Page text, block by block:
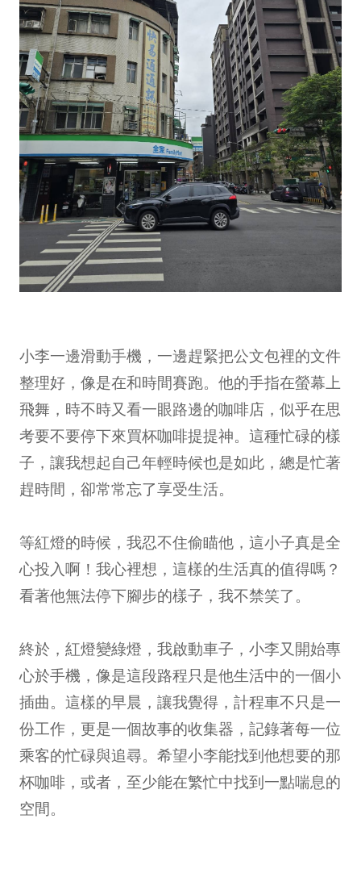
小李一邊滑動手機，一邊趕緊把公文包裡的文件
整理好，像是在和時間賽跑。他的手指在螢幕上
飛舞，時不時又看一眼路邊的咖啡店，似乎在思
考要不要停下來買杯咖啡提提神。這種忙碌的樣
子，讓我想起自己年輕時候也是如此，總是忙著
趕時間，卻常常忘了享受生活。
等紅燈的時候，我忍不住偷瞄他，這小子真是全
心投入啊！我心裡想，這樣的生活真的值得嗎？
看著他無法停下腳步的樣子，我不禁笑了。
終於，紅燈變綠燈，我啟動車子，小李又開始專
心於手機，像是這段路程只是他生活中的一個小
插曲。這樣的早晨，讓我覺得，計程車不只是一
份工作，更是一個故事的收集器，記錄著每一位
乘客的忙碌與追尋。希望小李能找到他想要的那
杯咖啡，或者，至少能在繁忙中找到一點喘息的
空間。